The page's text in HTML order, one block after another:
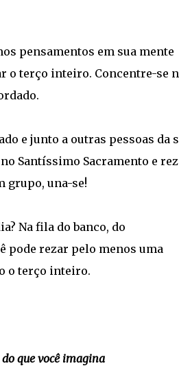
pensamentos em sua mente
o terço inteiro. Concentre-se
e junto a outras pessoas da
Santíssimo Sacramento e
grupo, una-se!
Na fila do banco, do
pode rezar pelo menos uma
o terço inteiro.
que você imagina